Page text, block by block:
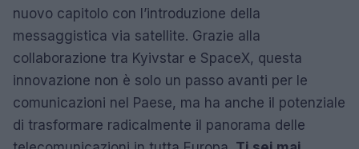
nuovo capitolo con l’introduzione della
messaggistica via satellite. Grazie alla
collaborazione tra Kyivstar e SpaceX, questa
innovazione non è solo un passo avanti per le
comunicazioni nel Paese, ma ha anche il potenziale
di trasformare radicalmente il panorama delle